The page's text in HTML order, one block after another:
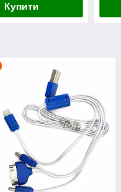
Купити